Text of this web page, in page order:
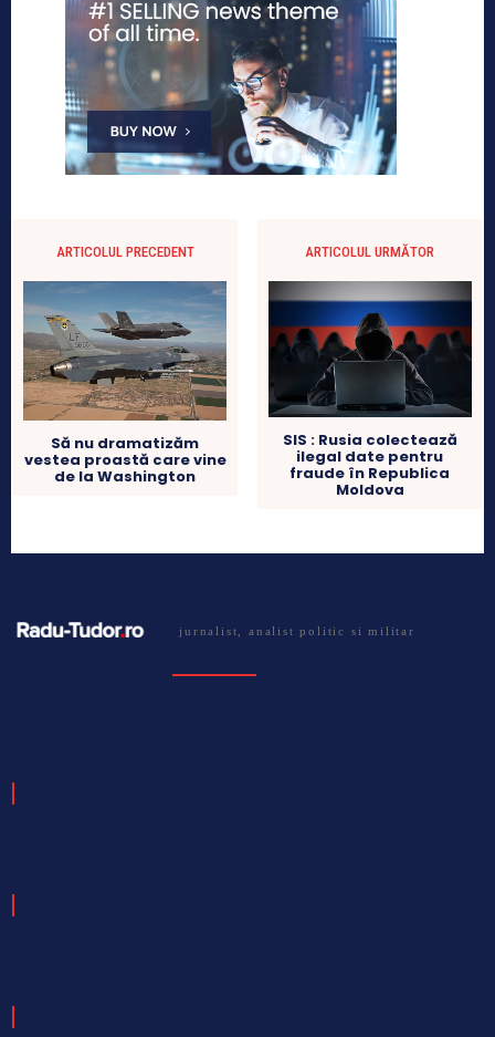
ARTICOLUL PRECEDENT
Să nu dramatizăm
vestea proastă care vine
de la Washington
ARTICOLUL URMĂTOR
SIS : Rusia colectează
ilegal date pentru
fraude în Republica
Moldova
jurnalist, analist politic si militar